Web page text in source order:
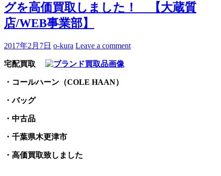
グを高価買取しました！ 【大蔵質
店/WEB事業部】
2017年2月7日 o-kura Leave a comment
宅配買取
・コールハーン（COLE HAAN）
・バッグ
・中古品
・千葉県木更津市
・高価買取致しました